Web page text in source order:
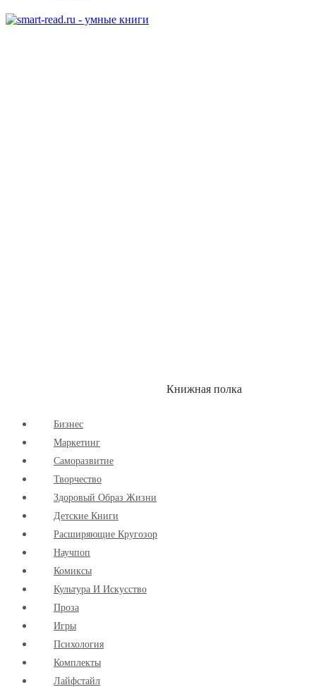
Книжная полка
Бизнес
Маркетинг
Cаморазвитие
Творчество
Здоровый Образ Жизни
Детские Книги
Расширяющие Кругозор
Научпоп
Комиксы
Культура И Искусство
Проза
Игры
Психология
Комплекты
Лайфстайл